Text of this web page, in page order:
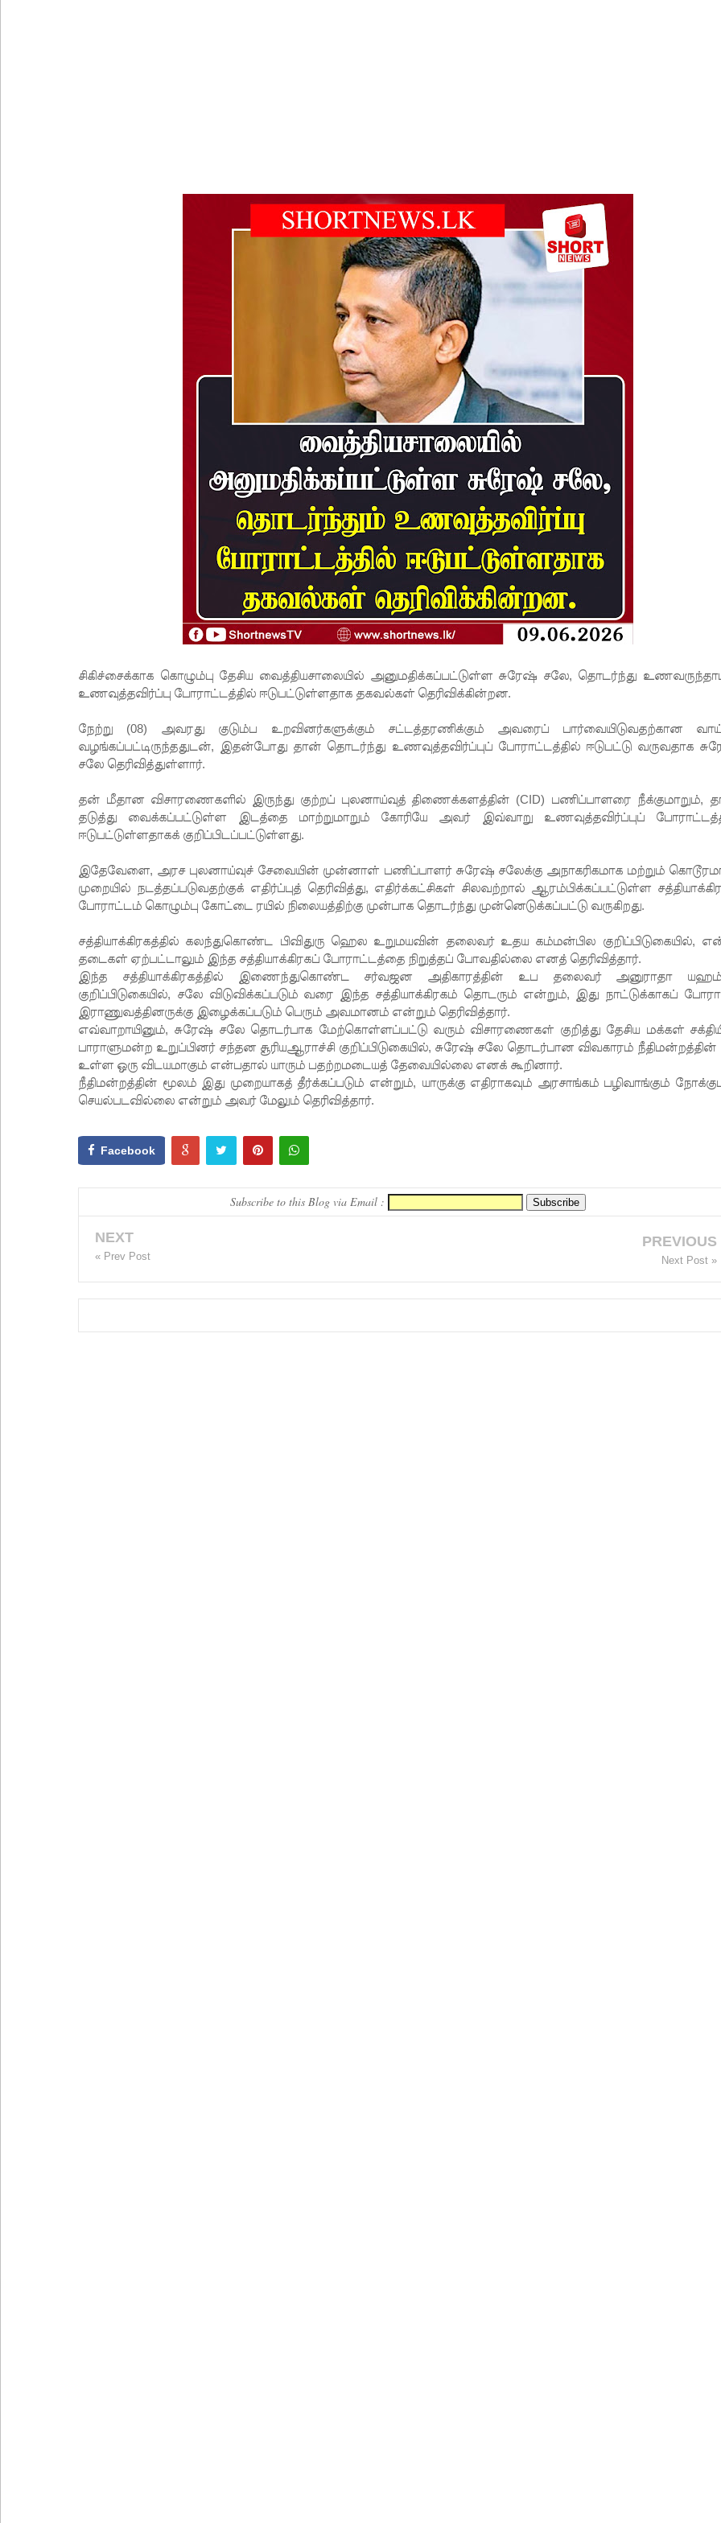
வர்த்தமானியில் வெளியானது 22வது அரசியலமைப்புத் திருத்தச் சட்டமூலம்!
யாழ்.சிறைச்சாலையிலும் விசேட பாதுகாப்பு நடவடிக்கை!
சிகிச்சைக்காக கொழும்பு தேசிய வைத்தியசாலையில் அனுமதிக்கப்பட்டுள்ள சுரேஷ் சலே, தொடர்ந்து
உணவுத்தவிர்ப்பு போராட்டத்தில் ஈடுபட்டுள்ளதாக தகவல்கள் தெரிவிக்கின்றன.
நேற்று (08) அவரது குடும்ப உறவினர்களுக்கும் சட்டத்தரணிக்கும் அவரைப் பார்வையிடுவதற்கான
வழங்கப்பட்டிருந்ததுடன், இதன்போது தான் தொடர்ந்து உணவுத்தவிர்ப்புப் போராட்டத்தில் ஈடுபட்டு வருவதாக
சலே தெரிவித்துள்ளார்.
தன் மீதான விசாரணைகளில் இருந்து குற்றப் புலனாய்வுத் திணைக்களத்தின் (CID) பணிப்பாளரை நீக்குமாறும்,
தடுத்து வைக்கப்பட்டுள்ள இடத்தை மாற்றுமாறும் கோரியே அவர் இவ்வாறு உணவுத்தவிர்ப்புப்
ஈடுபட்டுள்ளதாகக் குறிப்பிடப்பட்டுள்ளது.
இதேவேளை, அரச புலனாய்வுச் சேவையின் முன்னாள் பணிப்பாளர் சுரேஷ் சலேக்கு அநாகரிகமாக மற்றும்
முறையில் நடத்தப்படுவதற்குக் எதிர்ப்புத் தெரிவித்து, எதிர்க்கட்சிகள் சிலவற்றால் ஆரம்பிக்கப்பட்டுள்ள
போராட்டம் கொழும்பு கோட்டை ரயில் நிலையத்திற்கு முன்பாக தொடர்ந்து முன்னெடுக்கப்பட்டு வருகிறது.
சத்தியாக்கிரகத்தில் கலந்துகொண்ட பிவிதுரு ஹெல உறுமயவின் தலைவர் உதய கம்மன்பில குறிப்பிடுகையில்,
தடைகள் ஏற்பட்டாலும் இந்த சத்தியாக்கிரகப் போராட்டத்தை நிறுத்தப் போவதில்லை எனத் தெரிவித்தார்.
இந்த சத்தியாக்கிரகத்தில் இணைந்துகொண்ட சர்வஜன அதிகாரத்தின் உப தலைவர் அனுராதா
குறிப்பிடுகையில், சலே விடுவிக்கப்படும் வரை இந்த சத்தியாக்கிரகம் தொடரும் என்றும், இது நாட்டுக்காகப்
இராணுவத்தினருக்கு இழைக்கப்படும் பெரும் அவமானம் என்றும் தெரிவித்தார்.
எவ்வாறாயினும், சுரேஷ் சலே தொடர்பாக மேற்கொள்ளப்பட்டு வரும் விசாரணைகள் குறித்து தேசிய மக்கள்
பாராளுமன்ற உறுப்பினர் சந்தன சூரியஆராச்சி குறிப்பிடுகையில், சுரேஷ் சலே தொடர்பான விவகாரம்
உள்ள ஒரு விடயமாகும் என்பதால் யாரும் பதற்றமடையத் தேவையில்லை எனக் கூறினார்.
நீதிமன்றத்தின் மூலம் இது முறையாகத் தீர்க்கப்படும் என்றும், யாருக்கு எதிராகவும் அரசாங்கம் பழிவாங்கும்
செயல்படவில்லை என்றும் அவர் மேலும் தெரிவித்தார்.
Facebook
Subscribe to this Blog via Email :
NEXT
« Prev Post
PREVIOUS
Next Post »